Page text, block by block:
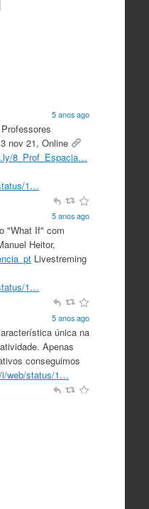
5 anos ago
nov 21, Online
8_Prof_Espacia…
1…
5 anos ago
"What If" com
Heitor,
Livestreming
1…
5 anos ago
única na
Apenas
conseguimos
i/web/status/1…